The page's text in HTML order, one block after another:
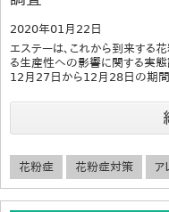
2020年01月22日
エステーは、これから到来する
る生産性への影響に関する実態
12月27日から12月28日の期
花粉症 花粉症対策 ア